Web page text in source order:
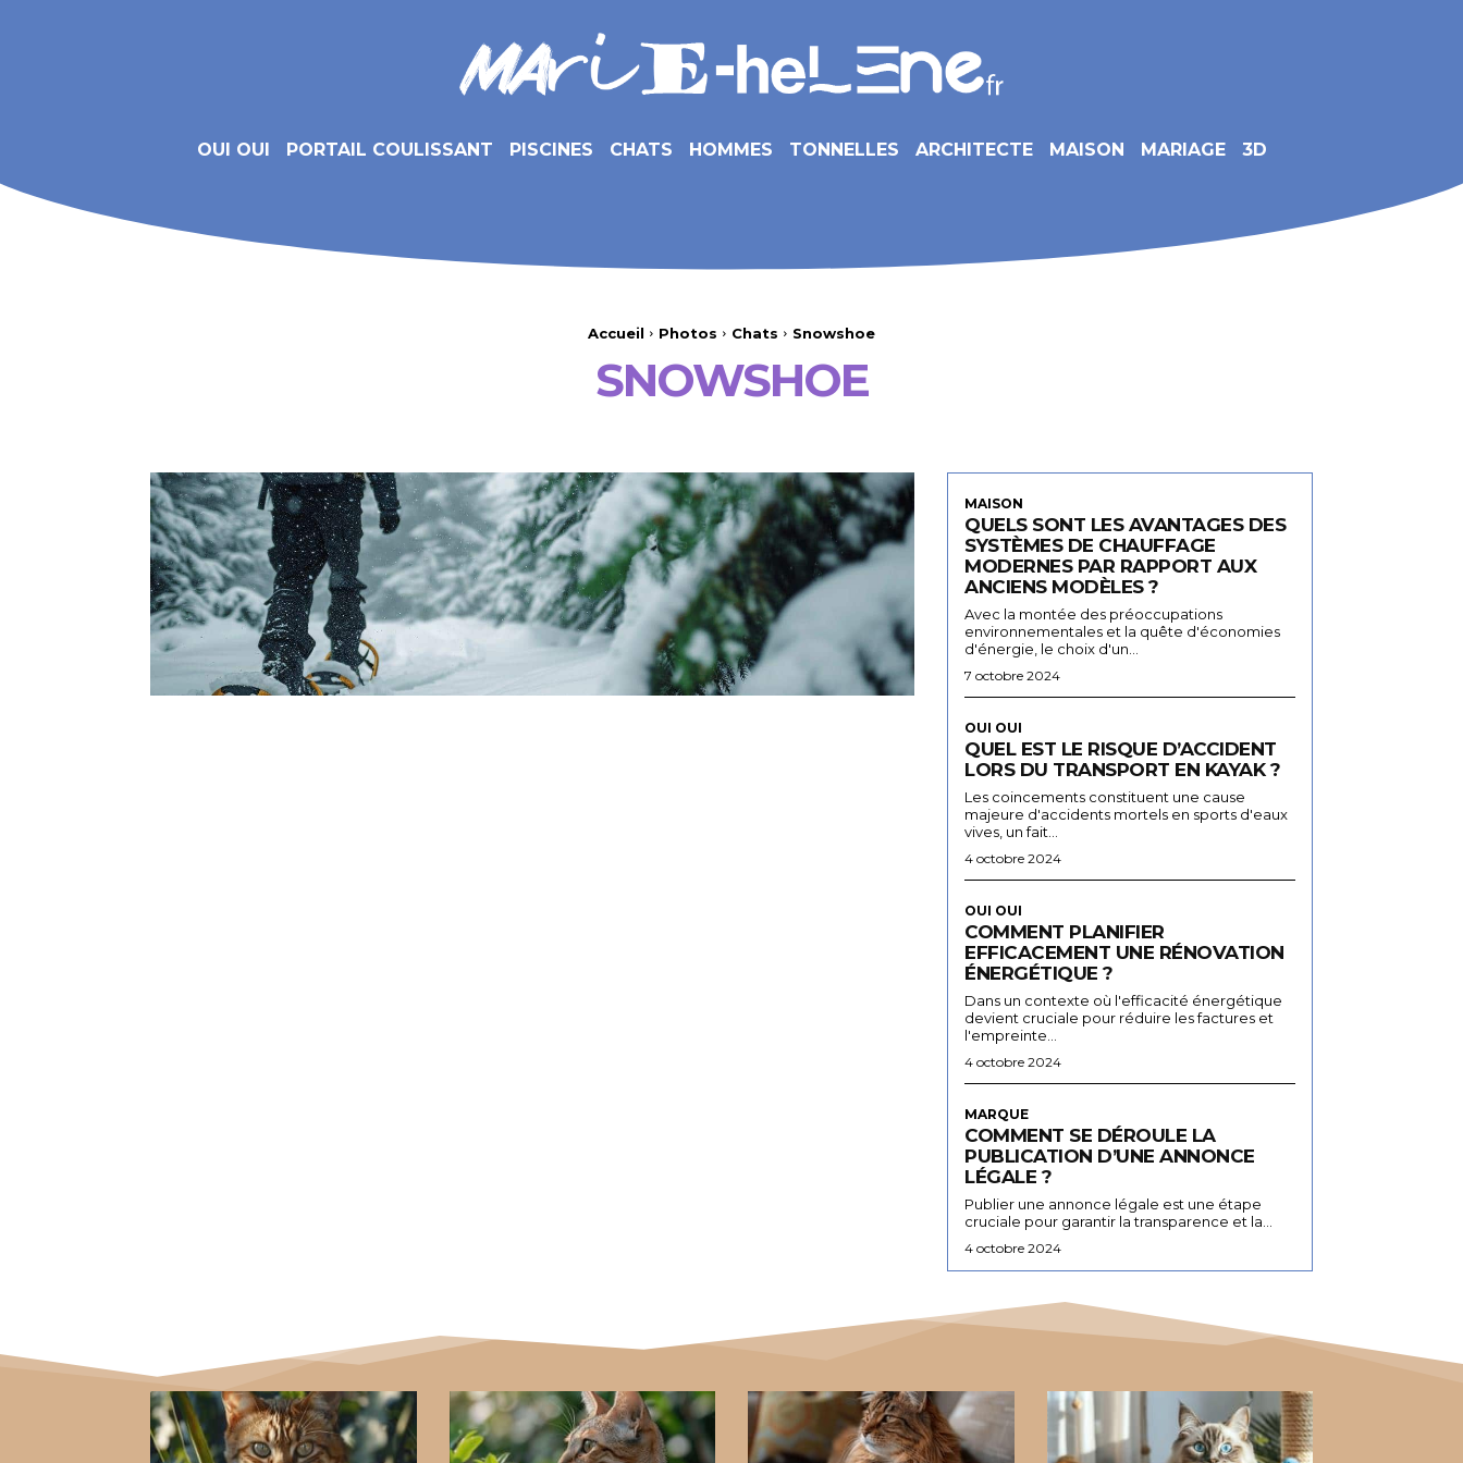
OUI OUI PORTAIL COULISSANT PISCINES CHATS HOMMES TONNELLES ARCHITECTE MAISON MARIAGE 3D
Accueil Photos Chats Snowshoe
SNOWSHOE
MAISON
QUELS SONT LES AVANTAGES DES
SYSTÈMES DE CHAUFFAGE
MODERNES PAR RAPPORT AUX
ANCIENS MODÈLES ?
Avec la montée des préoccupations
environnementales et la quête d'économies
d'énergie, le choix d'un...
7 octobre 2024
OUI OUI
QUEL EST LE RISQUE D’ACCIDENT
LORS DU TRANSPORT EN KAYAK ?
Les coincements constituent une cause
majeure d'accidents mortels en sports d'eaux
vives, un fait...
4 octobre 2024
OUI OUI
COMMENT PLANIFIER
EFFICACEMENT UNE RÉNOVATION
ÉNERGÉTIQUE ?
Dans un contexte où l'efficacité énergétique
devient cruciale pour réduire les factures et
l'empreinte...
4 octobre 2024
MARQUE
COMMENT SE DÉROULE LA
PUBLICATION D’UNE ANNONCE
LÉGALE ?
Publier une annonce légale est une étape
cruciale pour garantir la transparence et la...
4 octobre 2024